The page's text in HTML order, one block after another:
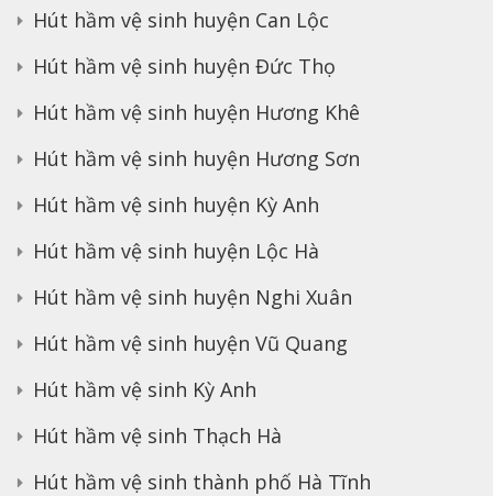
Hút hầm vệ sinh huyện Can Lộc
Hút hầm vệ sinh huyện Đức Thọ
Hút hầm vệ sinh huyện Hương Khê
Hút hầm vệ sinh huyện Hương Sơn
Hút hầm vệ sinh huyện Kỳ Anh
Hút hầm vệ sinh huyện Lộc Hà
Hút hầm vệ sinh huyện Nghi Xuân
Hút hầm vệ sinh huyện Vũ Quang
Hút hầm vệ sinh Kỳ Anh
Hút hầm vệ sinh Thạch Hà
Hút hầm vệ sinh thành phố Hà Tĩnh